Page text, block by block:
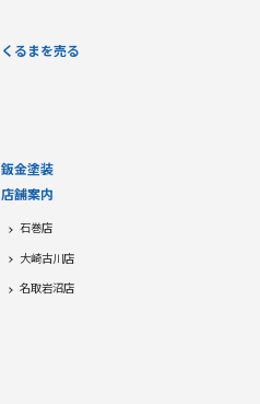
くるまを売る
鈑金塗装
店舗案内
石巻店
大崎古川店
名取岩沼店